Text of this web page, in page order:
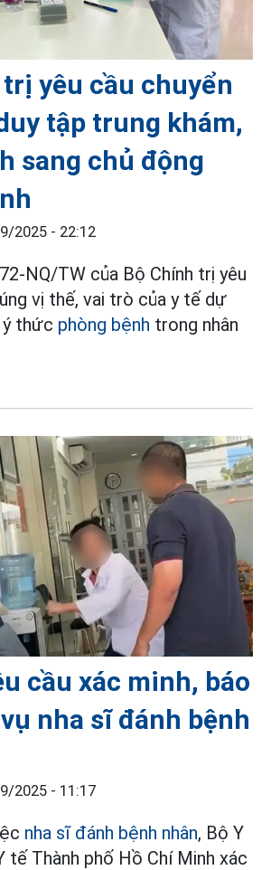
yêu cầu chuyển
tập trung khám,
sang chủ động
2025 - 22:12
NQ/TW của Bộ Chính trị yêu
vị thế, vai trò của y tế dự
thức phòng bệnh trong nhân
cầu xác minh, báo
nha sĩ đánh bệnh
2025 - 11:17
nha sĩ đánh bệnh nhân, Bộ Y
tế Thành phố Hồ Chí Minh xác